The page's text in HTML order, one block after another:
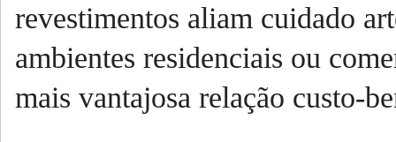
revestimentos aliam cuidado
ambientes residenciais ou
mais vantajosa relação custo-